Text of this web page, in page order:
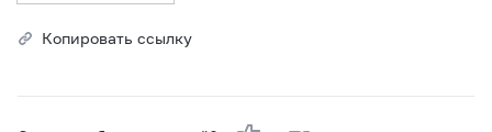
Копировать ссылку